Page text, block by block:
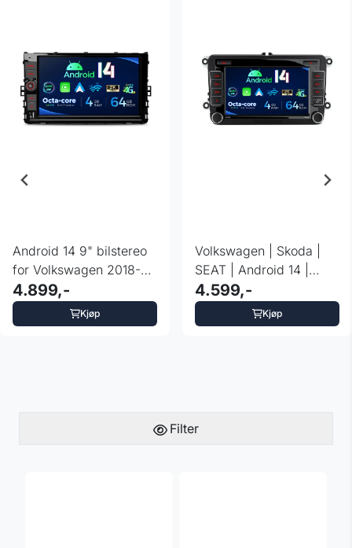
Android 14 9" bilstereo
for Volkswagen 2018-22
med 4G og ...
4.899,-
Kjøp
Volkswagen | Skoda |
SEAT | Android 14 |
Octa Core | 4G
4.599,-
Kjøp
Filter